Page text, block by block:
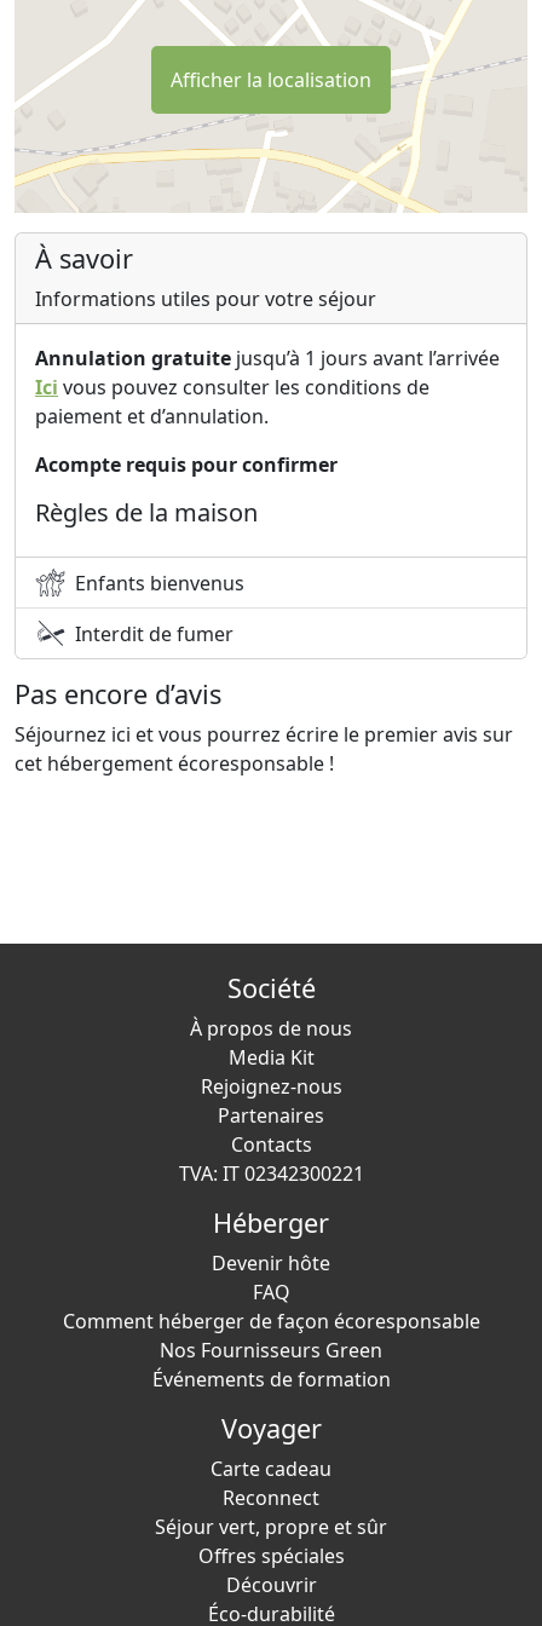
Afficher la localisation
À savoir
Informations utiles pour votre séjour
Annulation gratuite jusqu’à 1 jours avant l’arrivée
Ici vous pouvez consulter les conditions de
paiement et d’annulation.
Acompte requis pour confirmer
Règles de la maison
Enfants bienvenus
Interdit de fumer
Pas encore d’avis
Séjournez ici et vous pourrez écrire le premier avis sur
cet hébergement écoresponsable !
Société
À propos de nous
Media Kit
Rejoignez-nous
Partenaires
Contacts
TVA: IT 02342300221
Héberger
Devenir hôte
FAQ
Comment héberger de façon écoresponsable
Nos Fournisseurs Green
Événements de formation
Voyager
Carte cadeau
Reconnect
Séjour vert, propre et sûr
Offres spéciales
Découvrir
Éco-durabilité